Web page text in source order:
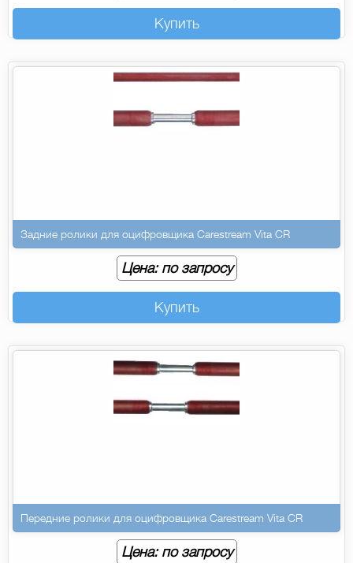
Купить
Задние ролики для оцифровщика Carestream Vita CR
Цена: по запросу
Купить
Передние ролики для оцифровщика Carestream Vita CR
Цена: по запросу